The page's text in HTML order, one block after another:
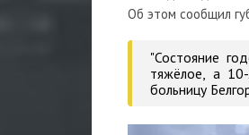
Об этом сообщил
"Состояние
тяжёлое, а
больницу